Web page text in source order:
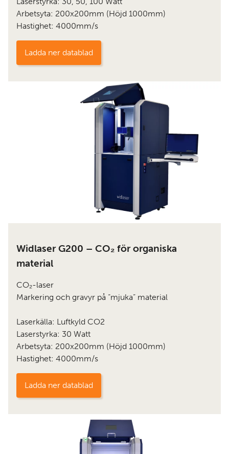
Arbetsyta: 200x200mm (Höjd 1000mm)
Hastighet: 4000mm/s
Ladda ner datablad
Widlaser G200 – CO₂ för organiska
material
CO₂-laser
Markering och gravyr på “mjuka” material
Laserkälla: Luftkyld CO2
Laserstyrka: 30 Watt
Arbetsyta: 200x200mm (Höjd 1000mm)
Hastighet: 4000mm/s
Ladda ner datablad